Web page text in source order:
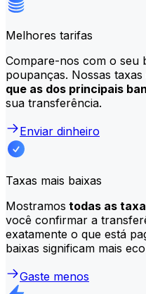
Melhores tarifas
Compare-nos com o seu
poupanças. Nossas
que as dos principais
sua transferência.
Enviar dinheiro
Taxas mais baixas
Mostramos todas as
você confirmar a
exatamente o que está
baixas significam mais
Gaste menos